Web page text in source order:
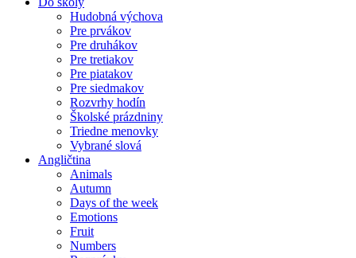
Hudobná výchova
Pre prvákov
Pre druhákov
Pre tretiakov
Pre piatakov
Pre siedmakov
Rozvrhy hodín
Školské prázdniny
Triedne menovky
Vybrané slová
Angličtina
Animals
Autumn
Days of the week
Emotions
Fruit
Numbers